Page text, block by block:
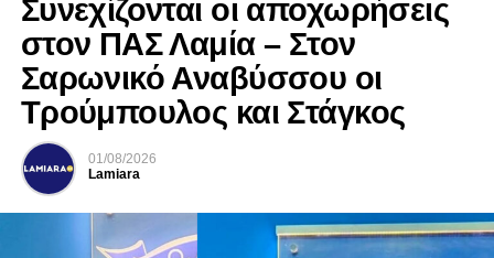
Συνεχίζονται οι αποχωρήσεις
στον ΠΑΣ Λαμία – Στον
Σαρωνικό Αναβύσσου οι
Τρούμπουλος και Στάγκος
01/08/2026
Lamiara